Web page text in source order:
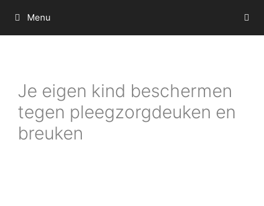
naar
de
Menu
Je eigen kind beschermen
tegen pleegzorgdeuken en
breuken